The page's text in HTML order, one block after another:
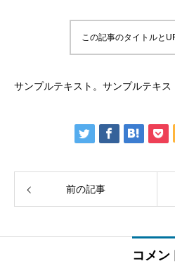
この記事のタイトルと
サンプルテキスト。サンプルテキス
前の記事
コメン